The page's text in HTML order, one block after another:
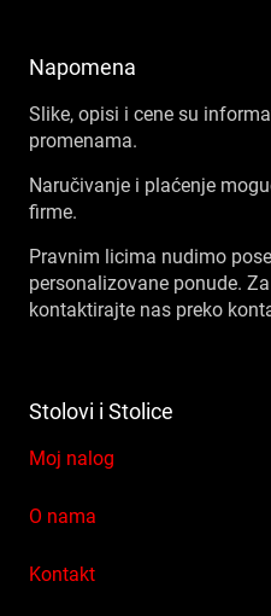
Napomena
Slike, opisi i cene su
promenama.
Naručivanje i plaćenje
firme.
Pravnim licima nudimo
personalizovane ponude.
kontaktirajte nas preko
Stolovi i Stolice
Moj nalog
O nama
Kontakt